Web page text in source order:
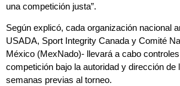
una competición justa”.
Según explicó, cada organización nacional
USADA, Sport Integrity Canada y Comité
México (MexNado)- llevará a cabo
competición bajo la autoridad y dirección de
semanas previas al torneo.